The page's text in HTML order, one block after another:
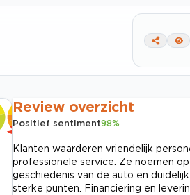
Review overzicht
Positief sentiment98%
Klanten waarderen vriendelijk
professionele service. Ze noemen
geschiedenis van de auto en
sterke punten. Financiering en